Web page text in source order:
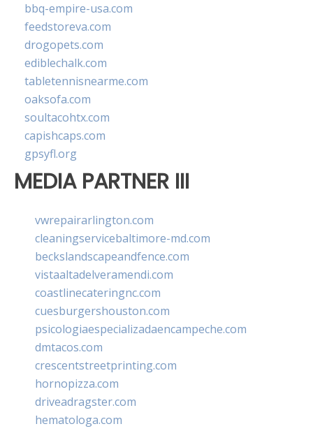
bbq-empire-usa.com
feedstoreva.com
drogopets.com
ediblechalk.com
tabletennisnearme.com
oaksofa.com
soultacohtx.com
capishcaps.com
gpsyfl.org
MEDIA PARTNER III
vwrepairarlington.com
cleaningservicebaltimore-md.com
beckslandscapeandfence.com
vistaaltadelveramendi.com
coastlinecateringnc.com
cuesburgershouston.com
psicologiaespecializadaencampeche.com
dmtacos.com
crescentstreetprinting.com
hornopizza.com
driveadragster.com
hematologa.com